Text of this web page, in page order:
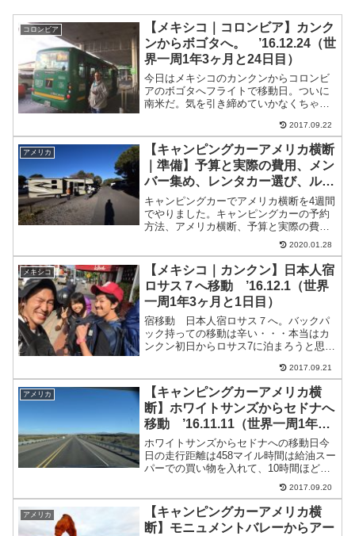
コロンビア
【メキシコ｜コロンビア】カンク
ンからボゴタへ。 ’16.12.24（世
界一周1年3ヶ月と24日目）
今日はメキシコのカンクンからコロンビ
アのボゴタへフライトで移動日。ついに
南米だ。気を引き締めていかなくちゃ。
い。カンクン市内からカンクン空港へま
ずはチェックアウトして、バスターミナ
ルへ。ADOのバスで空港ま...
2017.09.22
アメリカ
【キャンピングカーアメリカ横断
｜準備】予算と実際の費用、メン
バー集め、レンタカー選び、ルー
トと走行距離まとめ
キャンピングカーでアメリカ横断を4週間
でやりました。キャンピングカーの予約
方法、アメリカ横断、予算と実際の費
用、ルート、メンバー集め、横断期間を
まとめました。これを見ればアメリカ横
断準備は完璧です。
2020.01.28
メキシコ
【メキシコ｜カンクン】日本人宿
ロサス７へ移動 ’16.12.1（世界
一周1年3ヶ月と1日目）
宿移動 日本人宿ロサス７へ。バックパ
ック持っての移動は辛い・・・本当はカ
ンクン初日からロサス7に泊まろうと思っ
使っているの違うメアド使っていて返信
来てたのに気づいていなかった・・・(笑)
予約取れていたのに...
2017.09.21
アメリカ
【キャンピングカーアメリカ横
断】ホワイトサンズからセドナへ
移動 ’16.11.11（世界一周1年2
ヶ月と11日目）
ホワイトサンズからセドナへの移動日今
日の走行距離は458マイル時間は給油スー
パーでの買い物を入れて、10時間ほどか
かりました。朝一の西くんいつも眠い、
はっつテンション高めのノブの真面目な
顔（貴重）この辺りから車の通りは少な
くなってきて、道長...
2017.09.20
アメリカ
【キャンピングカーアメリカ横
断】モニュメントバレーからアー